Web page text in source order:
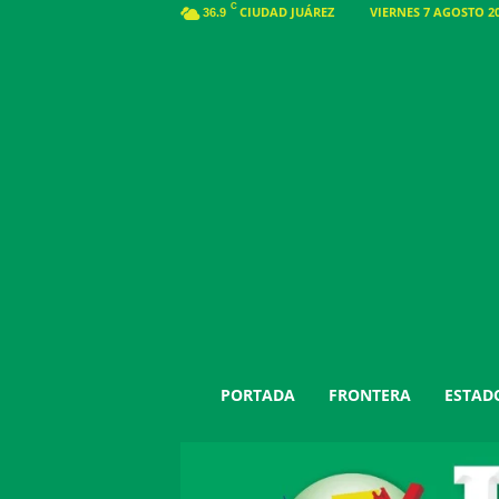
36.9 C CIUDAD JUÁREZ VIERNES 7 AGOSTO
PORTADA FRONTERA